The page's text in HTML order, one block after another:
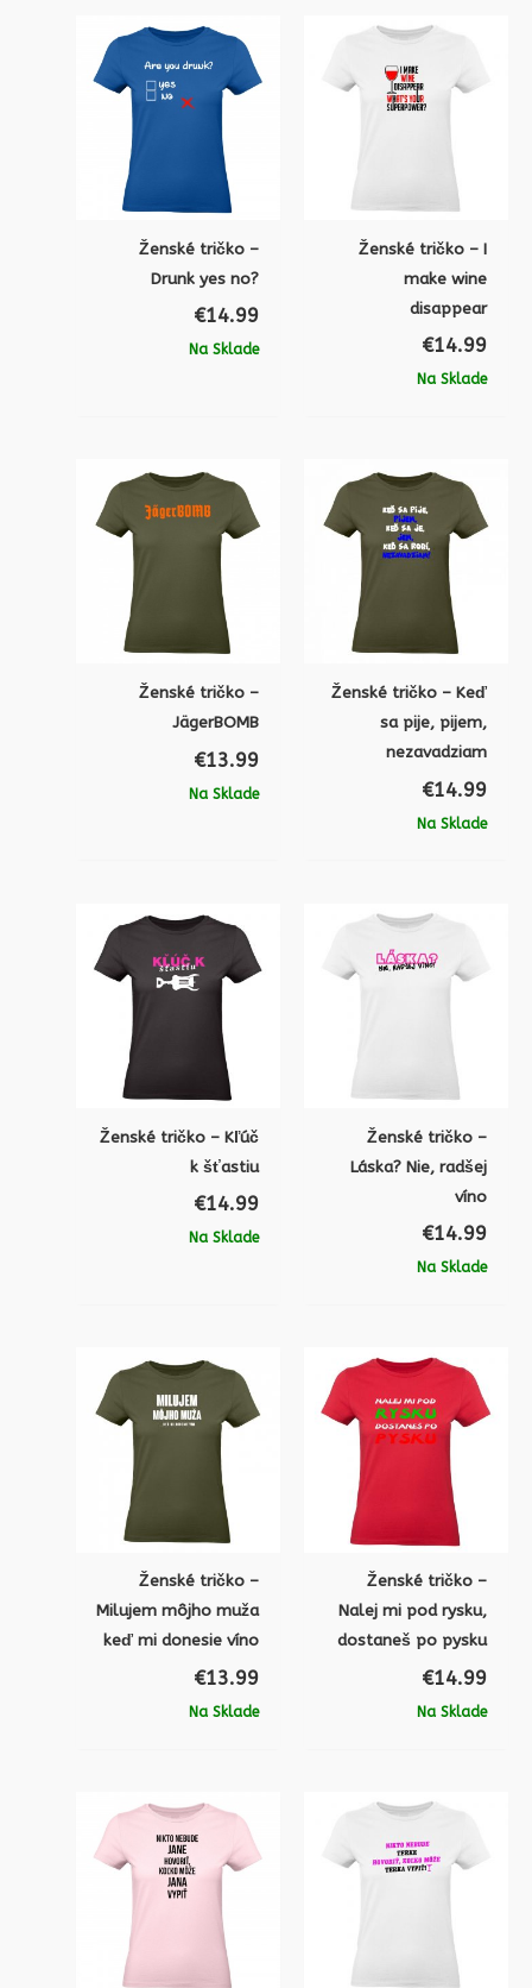
Ženské tričko –
Drunk yes no?
€14.99
Na Sklade
Ženské tričko – I
make wine
disappear
€14.99
Na Sklade
Ženské tričko –
JägerBOMB
€13.99
Na Sklade
Ženské tričko – Keď
sa pije, pijem,
nezavadziam
€14.99
Na Sklade
Ženské tričko – Kľúč
k šťastiu
€14.99
Na Sklade
Ženské tričko –
Láska? Nie, radšej
víno
€14.99
Na Sklade
Ženské tričko –
Milujem môjho muža
keď mi donesie víno
€13.99
Na Sklade
Ženské tričko –
Nalej mi pod rysku,
dostaneš po pysku
€14.99
Na Sklade